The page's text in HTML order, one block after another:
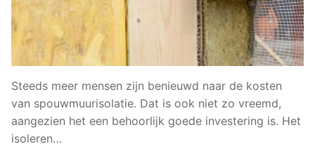
Steeds meer mensen zijn benieuwd naar de kosten
van spouwmuurisolatie. Dat is ook niet zo vreemd,
aangezien het een behoorlijk goede investering is. Het
isoleren…